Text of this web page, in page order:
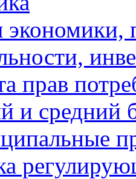
экономики,
прав
и средний